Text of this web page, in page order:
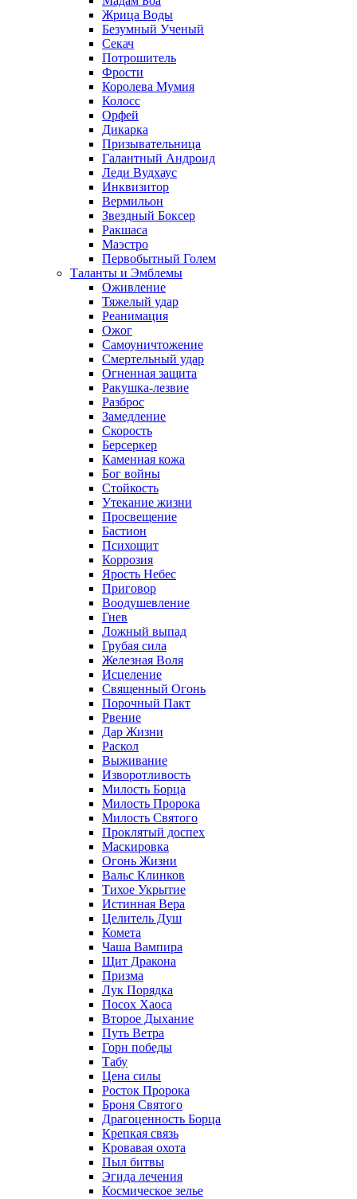
Жрица Воды
Безумный Ученый
Секач
Потрошитель
Фрости
Королева Мумия
Колосс
Орфей
Дикарка
Призывательница
Галантный Андроид
Леди Вудхаус
Инквизитор
Вермильон
Звездный Боксер
Ракшаса
Маэстро
Первобытный Голем
Таланты и Эмблемы
Оживление
Тяжелый удар
Реанимация
Ожог
Самоуничтожение
Смертельный удар
Огненная защита
Ракушка-лезвие
Разброс
Замедление
Скорость
Берсеркер
Каменная кожа
Бог войны
Стойкость
Утекание жизни
Просвещение
Бастион
Психощит
Коррозия
Ярость Небес
Приговор
Воодушевление
Гнев
Ложный выпад
Грубая сила
Железная Воля
Исцеление
Священный Огонь
Порочный Пакт
Рвение
Дар Жизни
Раскол
Выживание
Изворотливость
Милость Борца
Милость Пророка
Милость Святого
Проклятый доспех
Маскировка
Огонь Жизни
Вальс Клинков
Тихое Укрытие
Истинная Вера
Целитель Душ
Комета
Чаша Вампира
Щит Дракона
Призма
Лук Порядка
Посох Хаоса
Второе Дыхание
Путь Ветра
Горн победы
Табу
Цена силы
Росток Пророка
Броня Святого
Драгоценность Борца
Крепкая связь
Кровавая охота
Пыл битвы
Эгида лечения
Космическое зелье